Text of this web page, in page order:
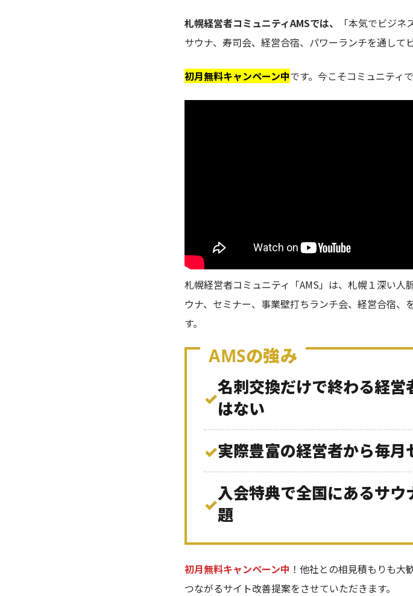
札幌経営者コミュニティAMSでは、
「本気でビジ
サウナ、寿司会、経営合宿、パワーランチを通して
初月無料キャンペーン中です。今こそコミュニティ
札幌経営者コミュニティ「AMS」は、札幌１深い
ウナ、セミナー、事業壁打ちランチ会、経営合宿
す。
AMSの強み
✓
名刺交換だけで終わる経
はない
✓実際豊富の経営者から毎
✓
入会特典で全国にあるサ
題
初月無料キャンペーン中 ！他社との相見積もりも大
つながるサイト改善提案をさせていただきます。